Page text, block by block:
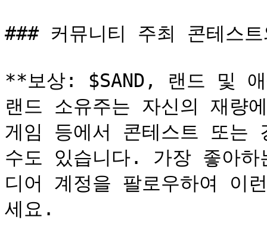
### 커뮤니티 주최 콘테스
**보상: $SAND, 랜드 및
랜드 소유주는 자신의 재량
게임 등에서 콘테스트 또는
수도 있습니다. 가장 좋아
디어 계정을 팔로우하여 이
세요.